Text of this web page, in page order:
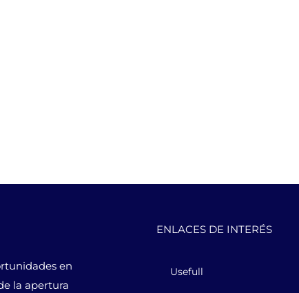
en
la apertura
ENLACES DE INTERÉS
Usefull